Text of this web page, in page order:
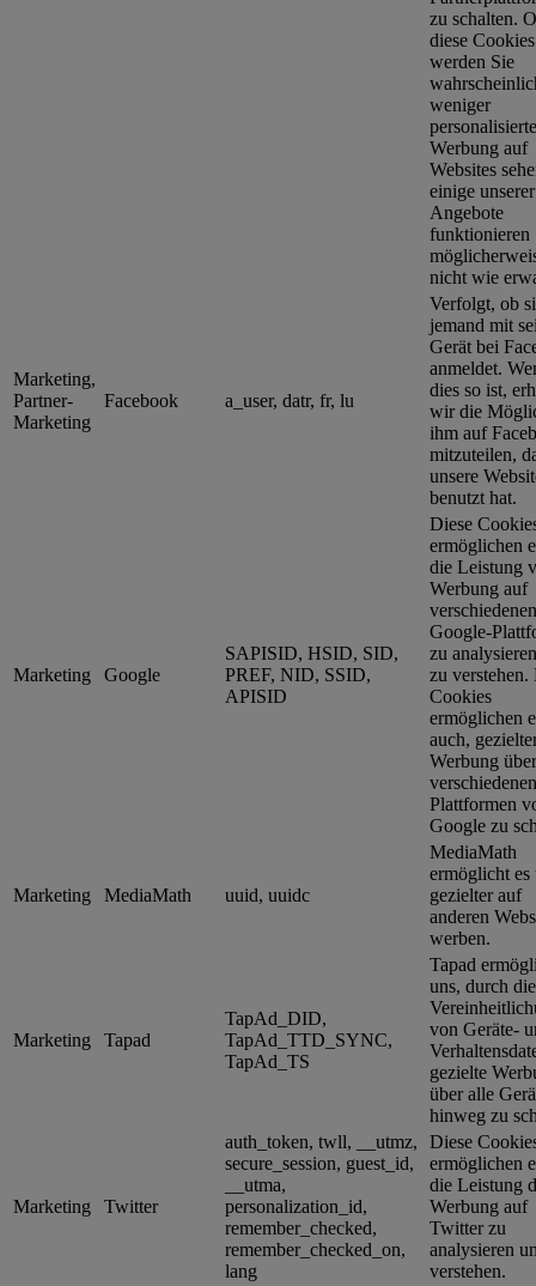
zu schalten.
diese Cookies
werden Sie
weniger
personalisierte
Werbung auf
Websites
einige unserer
Angebote
funktionieren
nicht wie
Marketing,
Partner-
Marketing
Facebook a_user, datr, fr, lu
Verfolgt, ob
jemand mit
Gerät bei
anmeldet.
dies so ist,
wir die
ihm auf
mitzuteilen,
unsere
benutzt hat.
Marketing Google
SAPISID, HSID, SID,
PREF, NID, SSID,
APISID
Diese
ermöglichen
die Leistung
Werbung auf
verschiedenen
Google-
zu
zu verstehen.
Cookies
ermöglichen
auch,
Werbung
verschiedenen
Plattformen
Google zu
Marketing MediaMath uuid, uuidc
MediaMath
ermöglicht es
gezielter auf
anderen
werben.
Marketing Tapad
TapAd_DID,
TapAd_TTD_SYNC,
TapAd_TS
Tapad
uns, durch die
von Geräte-
gezielte
über alle
hinweg zu
Marketing Twitter
auth_token, twll, __utmz,
secure_session, guest_id,
__utma,
personalization_id,
remember_checked,
remember_checked_on,
lang
Diese
ermöglichen
die Leistung
Werbung auf
Twitter zu
analysieren
verstehen.